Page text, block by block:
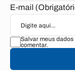
E-mail
Salvar meus
comentar.